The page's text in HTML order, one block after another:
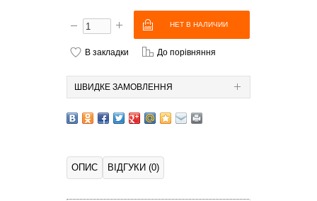
В закладки До порівняння
ШВИДКЕ ЗАМОВЛЕННЯ
ОПИС ВІДГУКИ (0)